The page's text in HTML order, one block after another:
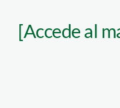
[Accede al